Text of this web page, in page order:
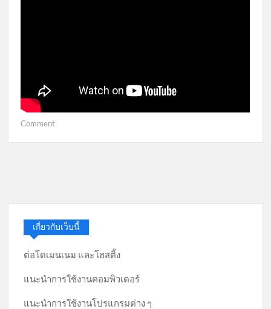
Commenton
เกี่ยวกับเว็บนี้
ต่อโดเมนเนม และโฮสติ้ง
แนะนำการใช้งานคอมพิวเตอร์
แนะนำการใช้งานโปรแกรมต่าง ๆ